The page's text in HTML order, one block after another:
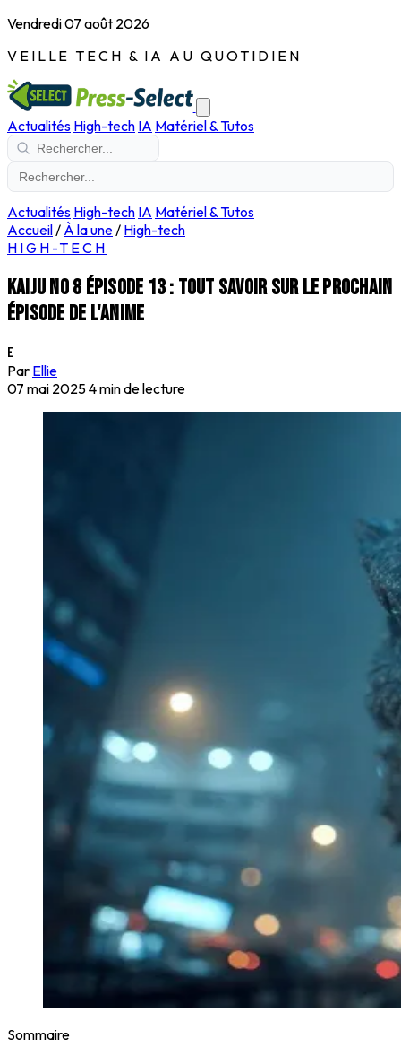
Vendredi 07 août 2026
VEILLE TECH & IA AU QUOTIDIEN
Actualités High-tech IA Matériel & Tutos
Actualités High-tech IA Matériel & Tutos
Accueil/ À la une/ High-tech
HIGH-TECH
Kaiju no 8 épisode 13 : tout savoir sur le prochain
épisode de l'anime
E
Par Ellie
07 mai 20254 min de lecture
Sommaire